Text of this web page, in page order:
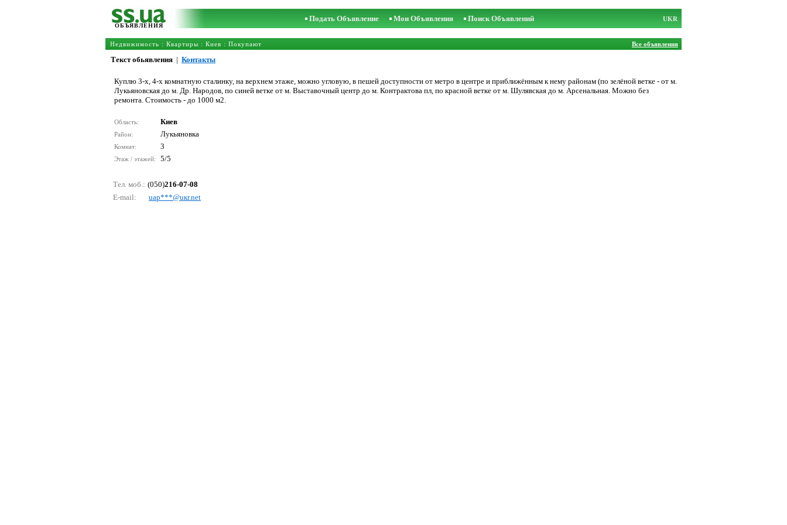
ОБЪЯВЛЕНИЯ
Подать Объявление Мои Объявления Поиск Объявлений UKR
Недвижимость : Квартиры : Киев : Покупают Все объявления
Текст обьявления | Контакты
Куплю 3-х, 4-х комнатную сталинку, на верхнем этаже, можно угловую, в пешей доступности от метро в центре и приближённым к нему районам (по зелёной ветке - от м.
Лукьяновская до м. Др. Народов, по синей ветке от м. Выставочный центр до м. Контрактова пл, по красной ветке от м. Шулявская до м. Арсенальная. Можно без
ремонта. Стоимость - до 1000 м2.
Область: Киев
Район: Лукьяновка
Комнат: 3
Этаж / этажей: 5/5
Тел. моб.: (050)216-07-08
E-mail:
uар***@uкr.nеt